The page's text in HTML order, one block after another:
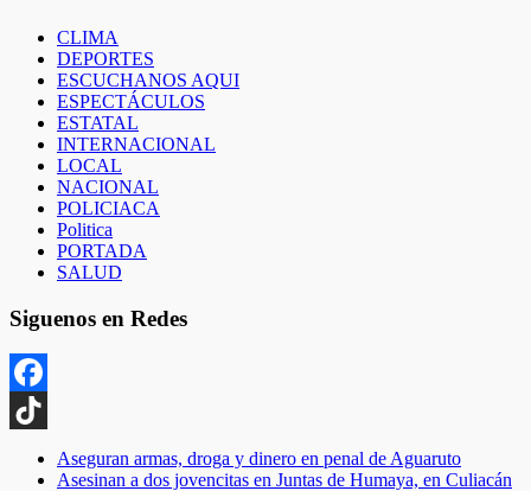
CLIMA
DEPORTES
ESCUCHANOS AQUI
ESPECTÁCULOS
ESTATAL
INTERNACIONAL
LOCAL
NACIONAL
POLICIACA
Politica
PORTADA
SALUD
Siguenos en Redes
Facebook
TikTok
Aseguran armas, droga y dinero en penal de Aguaruto
Asesinan a dos jovencitas en Juntas de Humaya, en Culiacán